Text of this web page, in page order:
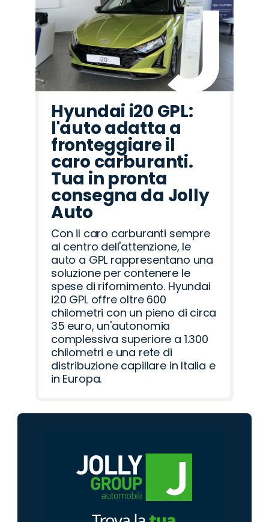
Hyundai i20 GPL:
l'auto adatta a
fronteggiare il
caro carburanti.
Tua in pronta
consegna da Jolly
Auto
Con il caro carburanti sempre
al centro dell'attenzione, le
auto a GPL rappresentano una
soluzione per contenere le
spese di rifornimento. Hyundai
i20 GPL offre oltre 600
chilometri con un pieno di circa
35 euro, un'autonomia
complessiva superiore a 1.300
chilometri e una rete di
distribuzione capillare in Italia e
in Europa.